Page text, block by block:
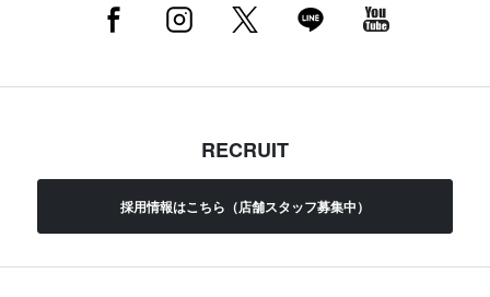
RECRUIT
採用情報はこちら（店舗スタッフ募集中）